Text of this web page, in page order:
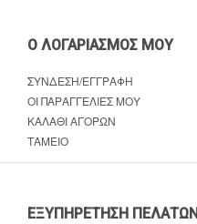
Ο ΛΟΓΑΡΙΑΣΜΌΣ ΜΟΥ
ΣΎΝΔΕΣΗ/ΕΓΓΡΑΦΉ
ΟΙ ΠΑΡΑΓΓΕΛΊΕΣ ΜΟΥ
ΚΑΛΆΘΙ ΑΓΟΡΏΝ
ΤΑΜΕΊΟ
ΕΞΥΠΗΡΈΤΗΣΗ ΠΕΛΑΤΏΝ